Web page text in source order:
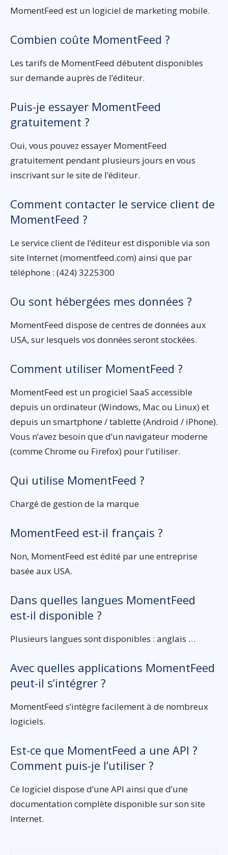
MomentFeed est un logiciel de marketing mobile.
Combien coûte MomentFeed ?
Les tarifs de MomentFeed débutent disponibles
sur demande auprès de l’éditeur.
Puis-je essayer MomentFeed
gratuitement ?
Oui, vous pouvez essayer MomentFeed
gratuitement pendant plusieurs jours en vous
inscrivant sur le site de l’éditeur.
Comment contacter le service client de
MomentFeed ?
Le service client de l’éditeur est disponible via son
site Internet (momentfeed.com) ainsi que par
téléphone : (424) 3225300
Ou sont hébergées mes données ?
MomentFeed dispose de centres de données aux
USA, sur lesquels vos données seront stockées.
Comment utiliser MomentFeed ?
MomentFeed est un progiciel SaaS accessible
depuis un ordinateur (Windows, Mac ou Linux) et
depuis un smartphone / tablette (Android / iPhone).
Vous n’avez besoin que d’un navigateur moderne
(comme Chrome ou Firefox) pour l’utiliser.
Qui utilise MomentFeed ?
Chargé de gestion de la marque
MomentFeed est-il français ?
Non, MomentFeed est édité par une entreprise
basée aux USA.
Dans quelles langues MomentFeed
est-il disponible ?
Plusieurs langues sont disponibles : anglais …
Avec quelles applications MomentFeed
peut-il s’intégrer ?
MomentFeed s’intègre facilement à de nombreux
logiciels.
Est-ce que MomentFeed a une API ?
Comment puis-je l’utiliser ?
Ce logiciel dispose d’une API ainsi que d’une
documentation complète disponible sur son site
Internet.